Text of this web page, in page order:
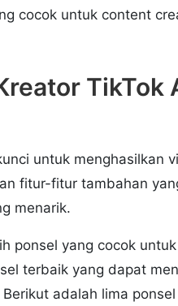
cocok untuk content
TikTok
untuk menghasilkan
fitur-fitur tambahan
menarik.
ponsel yang cocok
terbaik yang dapat
adalah lima